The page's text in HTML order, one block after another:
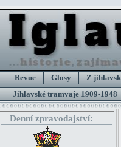
Revue Glosy Z
Jihlavské tramvaje 1909-1948
Denní zpravodajství: